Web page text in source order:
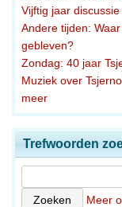
Vijftig jaar
Andere tijden:
gebleven?
Zondag: 40 jaar
Muziek over
meer
Trefwoorden
Meer